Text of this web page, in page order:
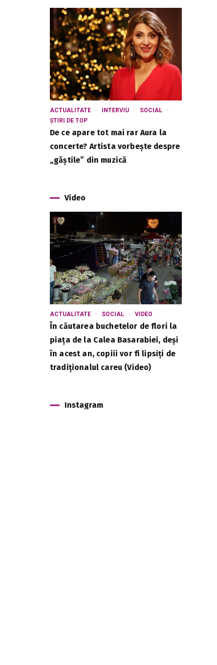
ACTUALITATE INTERVIU
SOCIAL
ȘTIRI DE TOP
De ce apare tot mai rar Aura la
concerte? Artista vorbește despre
„găștile” din muzică
Video
ACTUALITATE SOCIAL VIDEO
În căutarea buchetelor de flori la
piața de la Calea Basarabiei, deși
în acest an, copiii vor fi lipsiți de
tradiționalul careu (Video)
Instagram